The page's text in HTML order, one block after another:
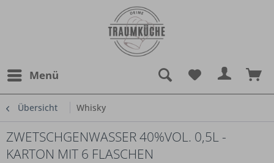
Menü
Übersicht Whisky
ZWETSCHGENWASSER 40%VOL. 0,5L -
KARTON MIT 6 FLASCHEN